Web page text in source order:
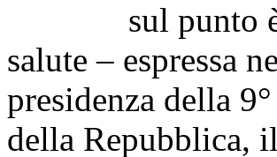
sul punto è
salute – espressa
presidenza della
della Repubblica,